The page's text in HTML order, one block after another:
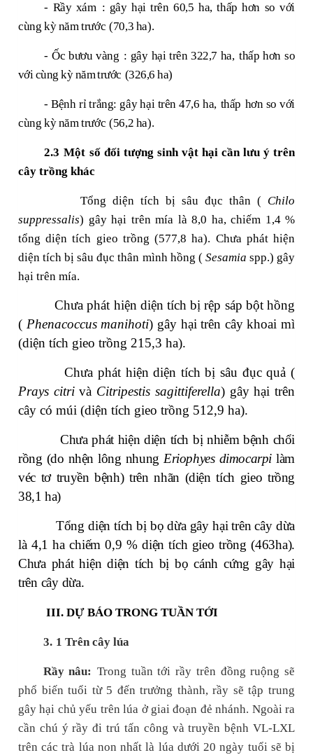
- Rầy xám : gây hại trên60,5ha,thấphơn so với
cùng kỳ nămtrước (70,3 ha).
-Ốc bươu vàng : gây hại trên322,7ha, thấphơn so
với cùng kỳ năm trước (326,6 ha)
- Bệnh rỉ trắng: gây hại trên47,6 ha, thấp hơn so với
cùng kỳ năm trước (56,2 ha).
2.3 Một số đối tượng sinh vật hại cần lưu ý trên
cây trồng khác
Tổng diện tích bị sâu đục thân ( Chilo
suppressalis) gây hại trên mía là 8,0 ha, chiếm 1,4 %
tổng diện tích gieo trồng (577,8 ha). Chưa phát hiện
diện tích bị sâu đục thân mình hồng ( Sesamia spp.) gây
hại trên mía.
Chưa phát hiện diện tích bị rệp sáp bột hồng
( Phenacoccus manihoti) gây hại trên cây khoai mì
(diện tích gieo trồng 215,3 ha).
Chưa phát hiện diện tích bị sâu đục quả (
Prays citrivà Citripestis sagittiferella) gây hại trên
cây có múi (diện tích gieo trồng 512,9 ha).
Chưa phát hiện diện tích bị nhiễm bệnh chổi
rồng (do nhện lông nhung Eriophyes dimocarpilàm
véc tơ truyền bệnh) trên nhãn (diện tích gieo trồng
38,1 ha)
Tổng diện tích bị bọ dừa gây hại trên cây dừa
là 4,1 ha chiếm 0,9 % diện tích gieo trồng (463ha).
Chưa phát hiện diện tích bị bọ cánh cứng gây hại
trên cây dừa.
III. DỰ BÁO TRONG TUẦN TỚI
3. 1 Trên cây lúa
Rầy nâu: Trong tuần tới rầy trên đồng ruộng sẽ
phổ biến tuổi từ 5 đến trưởng thành, rầy sẽ tập trung
gây hại chủ yếu trên lúa ở giai đoạn đẻ nhánh. Ngoài ra
cần chú ý rầy đi trú tấn công và truyền bệnh VL-LXL
trên các trà lúa non nhất là lúa dưới 20 ngày tuổi sẽ bị